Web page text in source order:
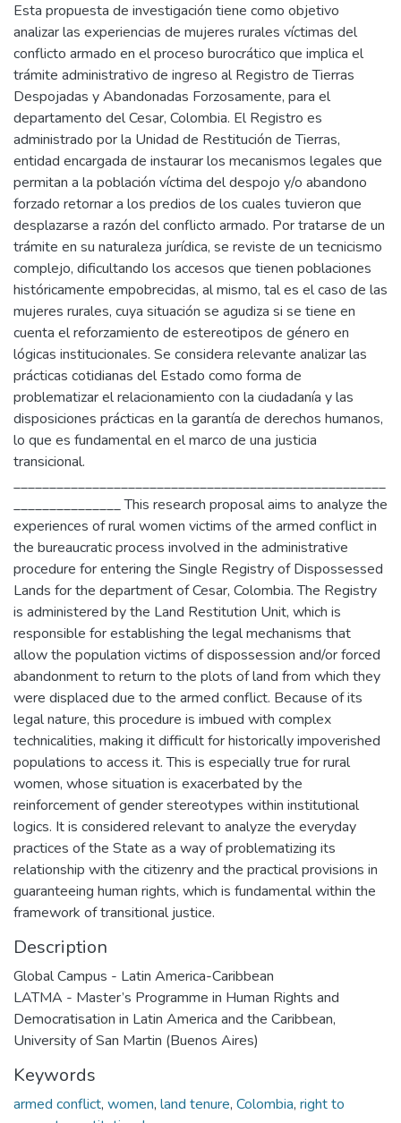
Esta propuesta de investigación tiene como objetivo
analizar las experiencias de mujeres rurales víctimas del
conflicto armado en el proceso burocrático que implica el
trámite administrativo de ingreso al Registro de Tierras
Despojadas y Abandonadas Forzosamente, para el
departamento del Cesar, Colombia. El Registro es
administrado por la Unidad de Restitución de Tierras,
entidad encargada de instaurar los mecanismos legales que
permitan a la población víctima del despojo y/o abandono
forzado retornar a los predios de los cuales tuvieron que
desplazarse a razón del conflicto armado. Por tratarse de un
trámite en su naturaleza jurídica, se reviste de un tecnicismo
complejo, dificultando los accesos que tienen poblaciones
históricamente empobrecidas, al mismo, tal es el caso de las
mujeres rurales, cuya situación se agudiza si se tiene en
cuenta el reforzamiento de estereotipos de género en
lógicas institucionales. Se considera relevante analizar las
prácticas cotidianas del Estado como forma de
problematizar el relacionamiento con la ciudadanía y las
disposiciones prácticas en la garantía de derechos humanos,
lo que es fundamental en el marco de una justicia
transicional.
____________________________________________________
_______________ This research proposal aims to analyze the
experiences of rural women victims of the armed conflict in
the bureaucratic process involved in the administrative
procedure for entering the Single Registry of Dispossessed
Lands for the department of Cesar, Colombia. The Registry
is administered by the Land Restitution Unit, which is
responsible for establishing the legal mechanisms that
allow the population victims of dispossession and/or forced
abandonment to return to the plots of land from which they
were displaced due to the armed conflict. Because of its
legal nature, this procedure is imbued with complex
technicalities, making it difficult for historically impoverished
populations to access it. This is especially true for rural
women, whose situation is exacerbated by the
reinforcement of gender stereotypes within institutional
logics. It is considered relevant to analyze the everyday
practices of the State as a way of problematizing its
relationship with the citizenry and the practical provisions in
guaranteeing human rights, which is fundamental within the
framework of transitional justice.
Description
Global Campus - Latin America-Caribbean
LATMA - Master’s Programme in Human Rights and
Democratisation in Latin America and the Caribbean,
University of San Martin (Buenos Aires)
Keywords
armed conflict, women, land tenure, Colombia, right to